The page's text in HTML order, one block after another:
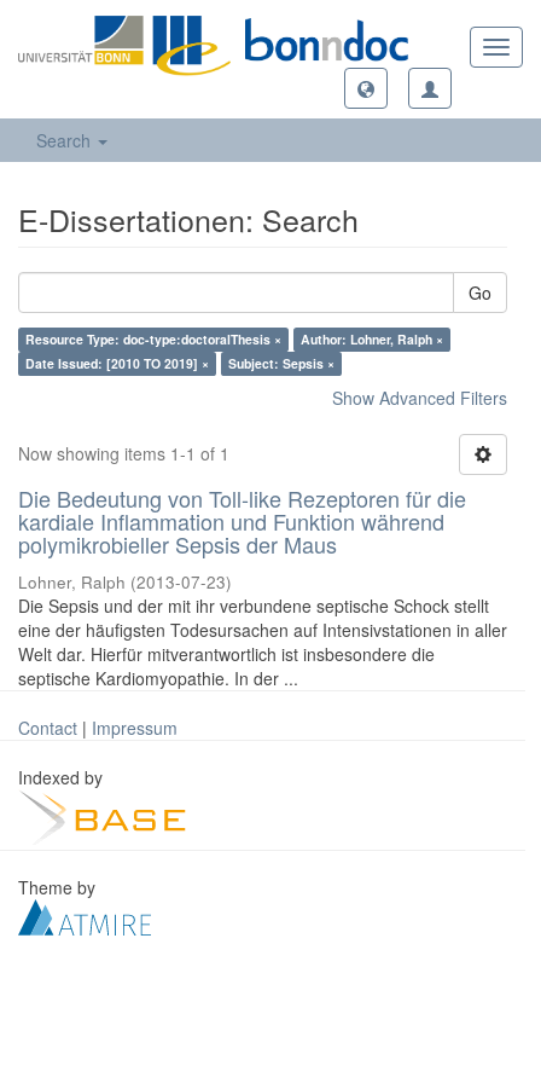
Search
E-Dissertationen: Search
Go
Resource Type: doc-type:doctoralThesis ×
Author: Lohner, Ralph ×
Date Issued: [2010 TO 2019] ×
Subject: Sepsis ×
Show Advanced Filters
Now showing items 1-1 of 1
Die Bedeutung von Toll-like Rezeptoren für die
kardiale Inflammation und Funktion während
polymikrobieller Sepsis der Maus
Lohner, Ralph (2013-07-23)
Die Sepsis und der mit ihr verbundene septische Schock stellt
eine der häufigsten Todesursachen auf Intensivstationen in aller
Welt dar. Hierfür mitverantwortlich ist insbesondere die
septische Kardiomyopathie. In der ...
Contact | Impressum
Indexed by
Theme by